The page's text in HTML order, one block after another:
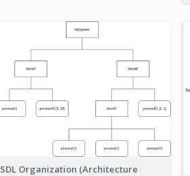
SDL Organization (Architecture